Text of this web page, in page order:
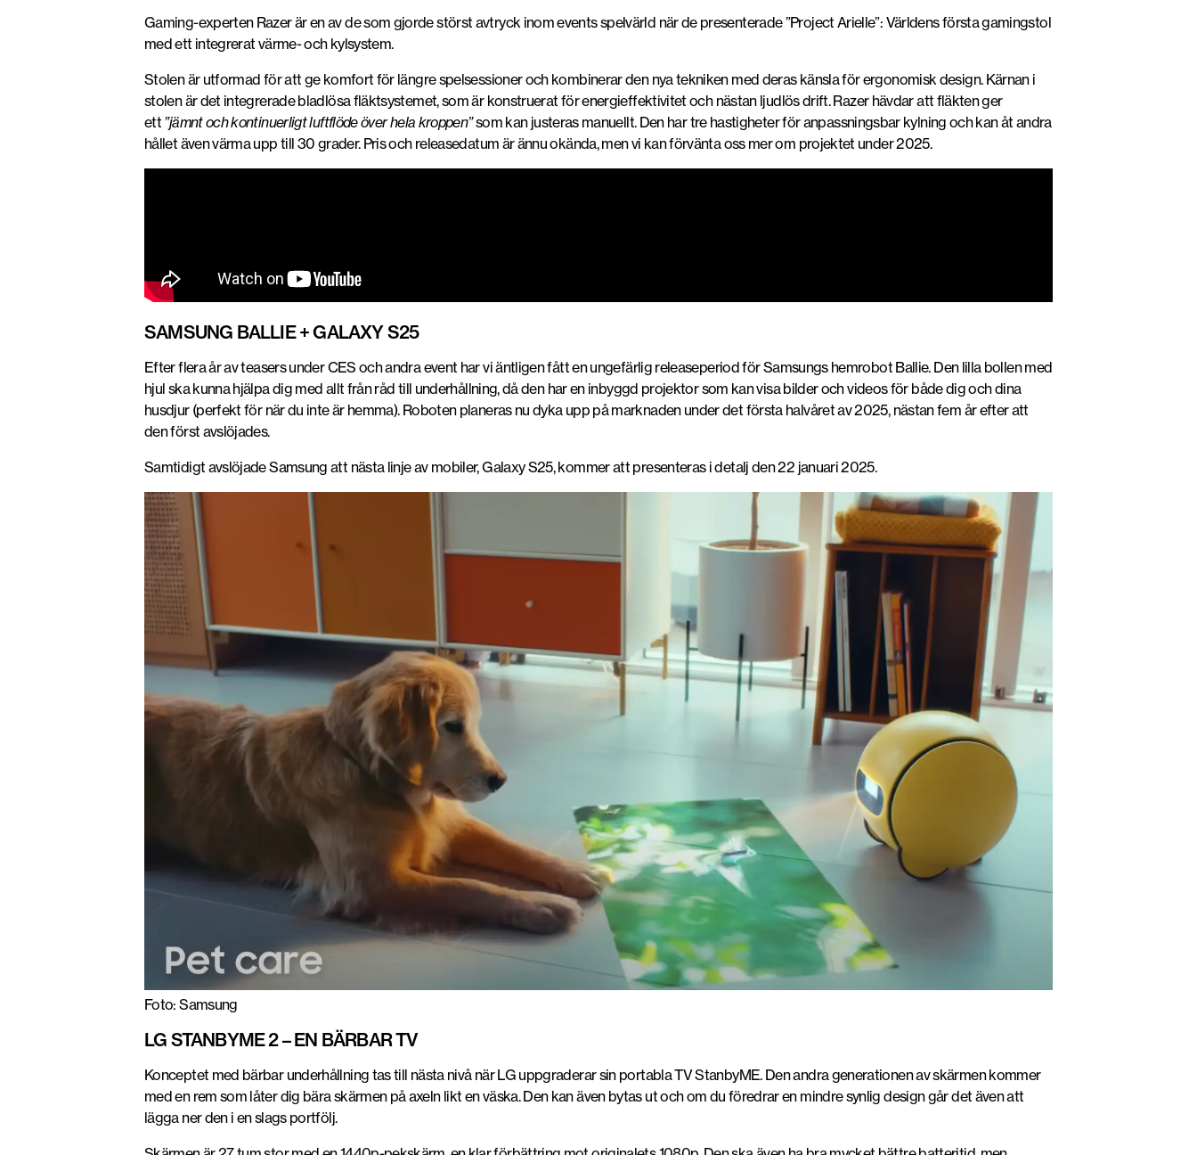
Gaming-experten Razer är en av de som gjorde störst avtryck inom events spelvärld när de presenterade ”Project Arielle”: Världens första gamingstol
med ett integrerat värme- och kylsystem.
Stolen är utformad för att ge komfort för längre spelsessioner och kombinerar den nya tekniken med deras känsla för ergonomisk design. Kärnan i
stolen är det integrerade bladlösa fläktsystemet, som är konstruerat för energieffektivitet och nästan ljudlös drift. Razer hävdar att fläkten ger
ett ”jämnt och kontinuerligt luftflöde över hela kroppen”som kan justeras manuellt. Den har tre hastigheter för anpassningsbar kylning och kan åt andra
hållet även värma upp till 30 grader. Pris och releasedatum är ännu okända, men vi kan förvänta oss mer om projektet under 2025.
SAMSUNG BALLIE + GALAXY S25
Efter flera år av teasers under CES och andra event har vi äntligen fått en ungefärlig releaseperiod för Samsungs hemrobot Ballie. Den lilla bollen med
hjul ska kunna hjälpa dig med allt från råd till underhållning, då den har en inbyggd projektor som kan visa bilder och videos för både dig och dina
husdjur (perfekt för när du inte är hemma). Roboten planeras nu dyka upp på marknaden under det första halvåret av 2025, nästan fem år efter att
den först avslöjades.
Samtidigt avslöjade Samsung att nästa linje av mobiler, Galaxy S25, kommer att presenteras i detalj den 22 januari 2025.
Foto: Samsung
LG STANBYME 2 – EN BÄRBAR TV
Konceptet med bärbar underhållning tas till nästa nivå när LG uppgraderar sin portabla TV StanbyME. Den andra generationen av skärmen kommer
med en rem som låter dig bära skärmen på axeln likt en väska. Den kan även bytas ut och om du föredrar en mindre synlig design går det även att
lägga ner den i en slags portfölj.